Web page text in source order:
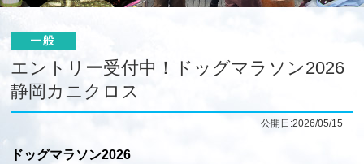
エントリー受付中！ドッグマラソン2026
静岡カニクロス
公開日:2026/05/15
ドッグマラソン2026